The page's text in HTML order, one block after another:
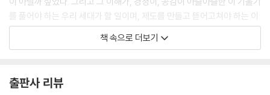
를 풀어야 하는 우리 세대가 할 일이며, 제도를 만들고 뜯어고쳐야 하는 이
들 역시 감시와 처벌 이전에, 통제와 회피 이전에 제일 먼저 해야 할 일인지
도 몰랐다.---김애란(소설가)
같습니다.
책 속으로 더보기
출판사 리뷰